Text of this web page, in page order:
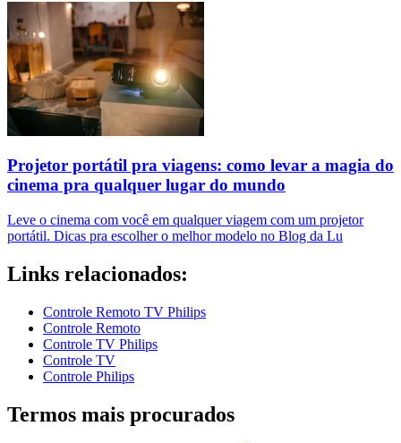
Projetor portátil pra viagens: como levar a magia do
cinema pra qualquer lugar do mundo
Leve o cinema com você em qualquer viagem com um projetor
portátil. Dicas pra escolher o melhor modelo no Blog da Lu
Links relacionados:
Controle Remoto TV Philips
Controle Remoto
Controle TV Philips
Controle TV
Controle Philips
Termos mais procurados